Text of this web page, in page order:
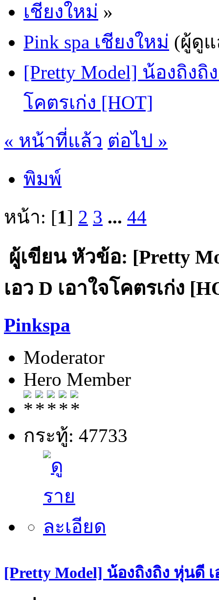
เชียงใหม่ »
Pink spa เชียงใหม่ (ผู้ดู
[Pretty Model] น้องถิงถิ
โคตรเก่ง [HOT]
« หน้าที่แล้ว ต่อไป »
พิมพ์
หน้า: [1] 2 3 ... 44
ผู้เขียนหัวข้อ: [Pretty
เอว D เอาใจโคตรเก่ง
Pinkspa
Moderator
Hero Member
กระทู้: 47733
[Pretty Model] น้องถิงถิง หุ่นดี